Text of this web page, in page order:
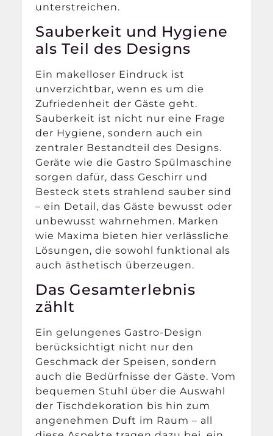
unterstreichen.
Sauberkeit und Hygiene
als Teil des Designs
Ein makelloser Eindruck ist
unverzichtbar, wenn es um die
Zufriedenheit der Gäste geht.
Sauberkeit ist nicht nur eine Frage
der Hygiene, sondern auch ein
zentraler Bestandteil des Designs.
Geräte wie die Gastro Spülmaschine
sorgen dafür, dass Geschirr und
Besteck stets strahlend sauber sind
– ein Detail, das Gäste bewusst oder
unbewusst wahrnehmen. Marken
wie Maxima bieten hier verlässliche
Lösungen, die sowohl funktional als
auch ästhetisch überzeugen.
Das Gesamterlebnis
zählt
Ein gelungenes Gastro-Design
berücksichtigt nicht nur den
Geschmack der Speisen, sondern
auch die Bedürfnisse der Gäste. Vom
bequemen Stuhl über die Auswahl
der Tischdekoration bis hin zum
angenehmen Duft im Raum – all